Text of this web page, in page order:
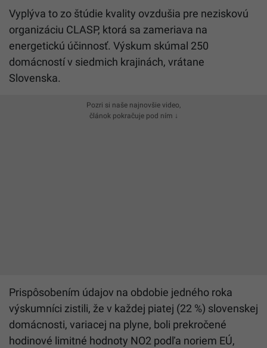
Vyplýva to zo štúdie kvality ovzdušia pre neziskovú
organizáciu CLASP, ktorá sa zameriava na
energetickú účinnosť. Výskum skúmal 250
domácností v siedmich krajinách, vrátane
Slovenska.
Pozri si naše najnovšie video,
článok pokračuje pod ním ↓
Prispôsobením údajov na obdobie jedného roka
výskumníci zistili, že v každej piatej (22 %) slovenskej
domácnosti, variacej na plyne, boli prekročené
hodinové limitné hodnoty NO2 podľa noriem EÚ,